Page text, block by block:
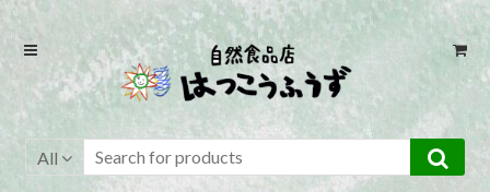
Skip
navigation
Skip
content
All